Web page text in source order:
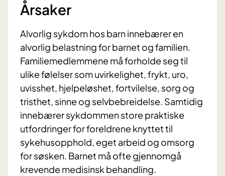
Årsaker
Alvorlig sykdom hos barn innebærer en
alvorlig belastning for barnet og familien.
Familiemedlemmene må forholde seg til
ulike følelser som uvirkelighet, frykt, uro,
uvisshet, hjelpeløshet, fortvilelse, sorg og
tristhet, sinne og selvbebreidelse. Samtidig
innebærer sykdommen store praktiske
utfordringer for foreldrene knyttet til
sykehusopphold, eget arbeid og omsorg
for søsken. Barnet må ofte gjennomgå
krevende medisinsk behandling.